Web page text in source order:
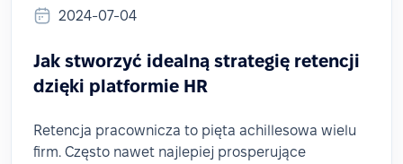
2024-07-04
Jak stworzyć idealną strategię retencji
dzięki platformie HR
Retencja pracownicza to pięta achillesowa wielu
firm. Często nawet najlepiej prosperujące